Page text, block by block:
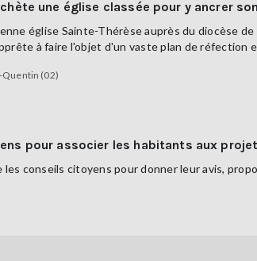
une église classée pour y ancrer
église Sainte-Thérèse auprès du diocèse
à faire l'objet d'un vaste plan de réfection
Quentin (02)
pour associer les habitants aux
conseils citoyens pour donner leur avis,